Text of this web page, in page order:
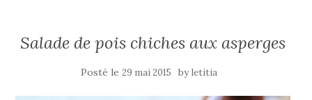
Salade de pois chiches aux asperges
Posté le 29 mai 2015 byletitia